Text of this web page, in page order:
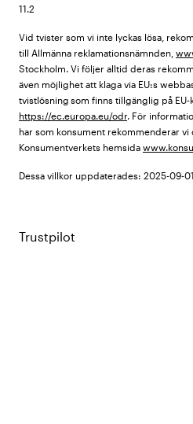
11.2
Vid tvister som vi inte lyckas lösa,
till Allmänna reklamationsnämnden,
Stockholm. Vi följer alltid deras
även möjlighet att klaga via EU:s
tvistlösning som finns tillgänglig på
https://ec.europa.eu/odr. För
har som konsument rekommenderar vi
Konsumentverkets hemsida
Dessa villkor uppdaterades: 2025-09-01
Trustpilot